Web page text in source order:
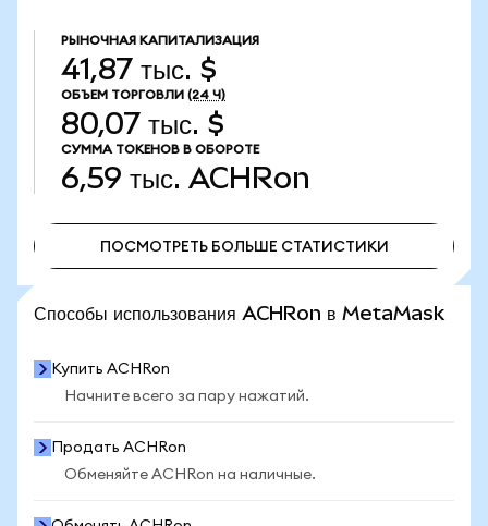
РЫНОЧНАЯ КАПИТАЛИЗАЦИЯ
41,87 тыс. $
ОБЪЕМ ТОРГОВЛИ (24 Ч)
80,07 тыс. $
СУММА ТОКЕНОВ В ОБОРОТЕ
6,59 тыс. ACHRon
ПОСМОТРЕТЬ БОЛЬШЕ СТАТИСТИКИ
Способы использования ACHRon в MetaMask
Купить ACHRon
Начните всего за пару нажатий.
Продать ACHRon
Обменяйте ACHRon на наличные.